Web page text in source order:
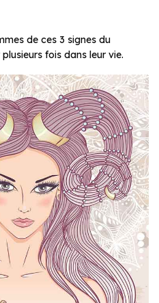
de ces 3 signes du
fois dans leur vie.